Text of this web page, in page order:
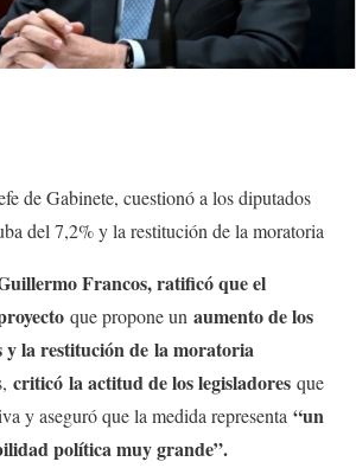
de Gabinete, cuestionó a los diputados
del 7,2% y la restitución de la moratoria
Francos, ratificó que el
que propone un aumento de los
la restitución de la moratoria
criticó la actitud de los legisladores que
y aseguró que la medida representa “un
política muy grande”.